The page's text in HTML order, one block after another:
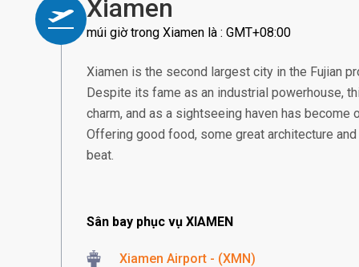
Xiamen
múi giờ trong Xiamen là : GMT+08:00
Xiamen is the second largest city in the Fujian
Despite its fame as an industrial powerhouse,
charm, and as a sightseeing haven has
Offering good food, some great architecture
beat.
Sân bay phục vụ XIAMEN
Xiamen Airport - (XMN)